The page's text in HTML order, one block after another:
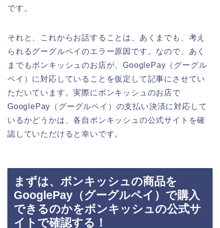
です。
それと、これからお話することは、あくまでも、考え
られるグーグルペイのエラー原因です。なので、あく
までもボンキッシュのお店が、GooglePay（グーグル
ペイ）に対応していることを仮定して記事にさせてい
ただいています。実際にボンキッシュのお店で
GooglePay（グーグルペイ）の支払い決済に対応して
いるかどうかは、各自ボンキッシュの公式サイトを確
認していただけると幸いです。
まずは、ボンキッシュの商品を
GooglePay（グーグルペイ）で購入
できるのかをボンキッシュの公式サ
イトで確認する！